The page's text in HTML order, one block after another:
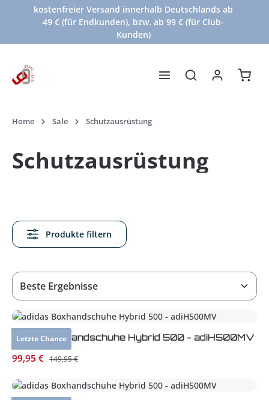
Zum Hauptinhalt springen
kostenfreier Versand innerhalb Deutschlands ab
49 € (für Endkunden), bzw. ab 99 € (für Club-
Kunden)
Home Sale Schutzausrüstung
Schutzausrüstung
Produkte filtern
Letzte Chance
adidas Boxhandschuhe Hybrid 500 - adiH500MV
Verkaufspreis:
99,95 € Regulärer Preis:
149,95 €